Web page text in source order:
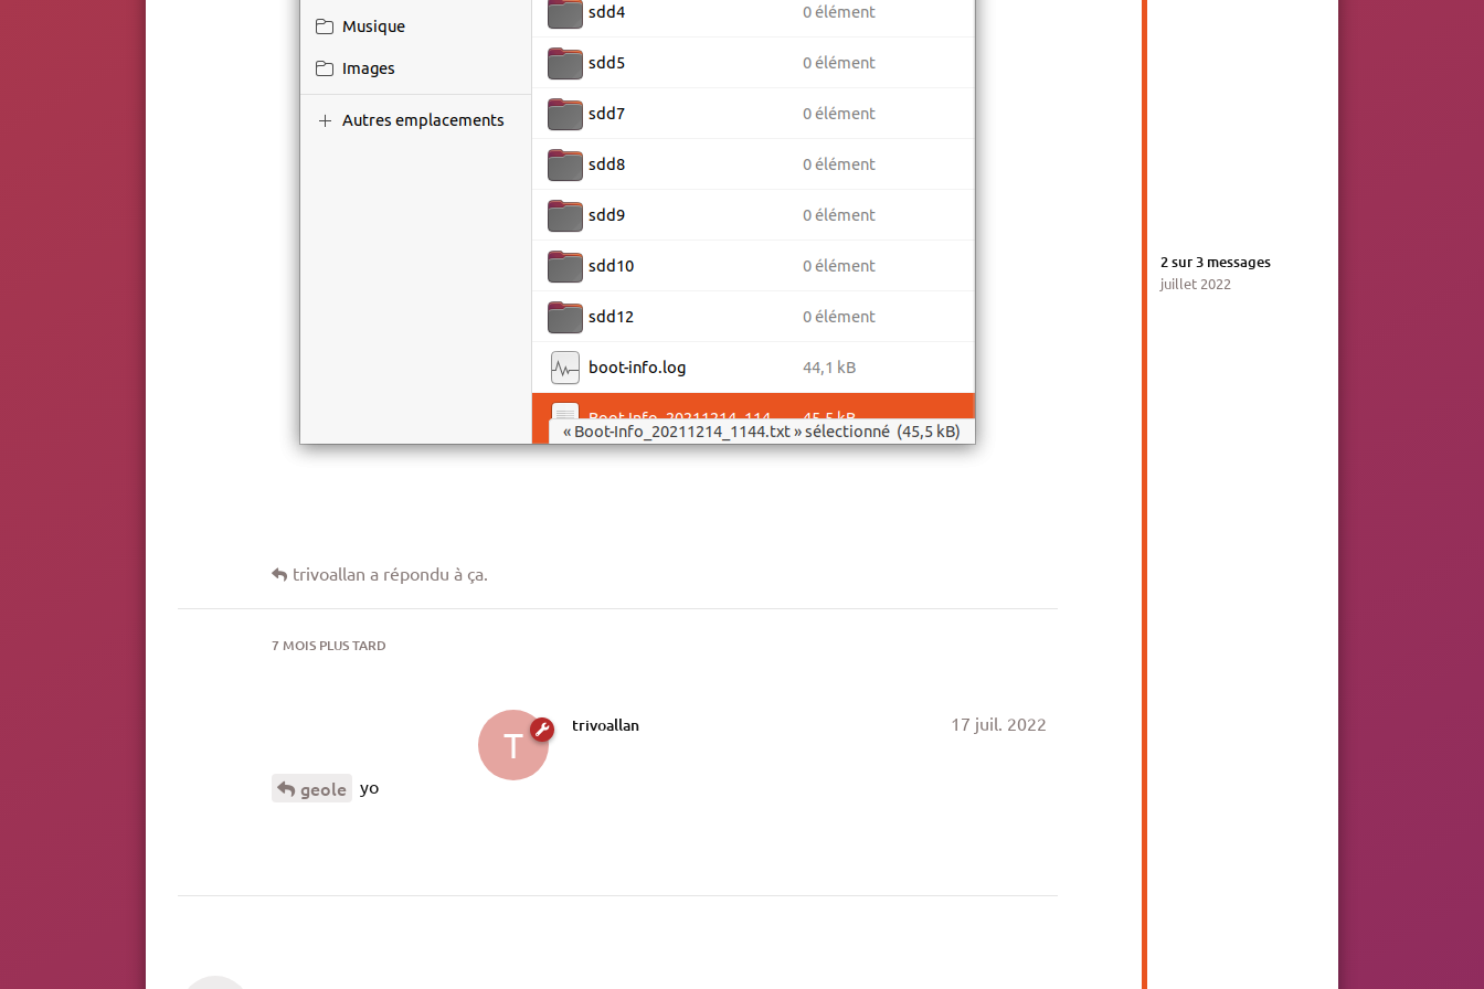
2sur3 messages
juillet 2022
trivoallan a répondu à ça.
7 MOISPLUS TARD
T trivoallan 17 juil. 2022
geole yo